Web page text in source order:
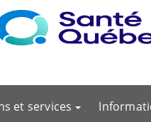
et services